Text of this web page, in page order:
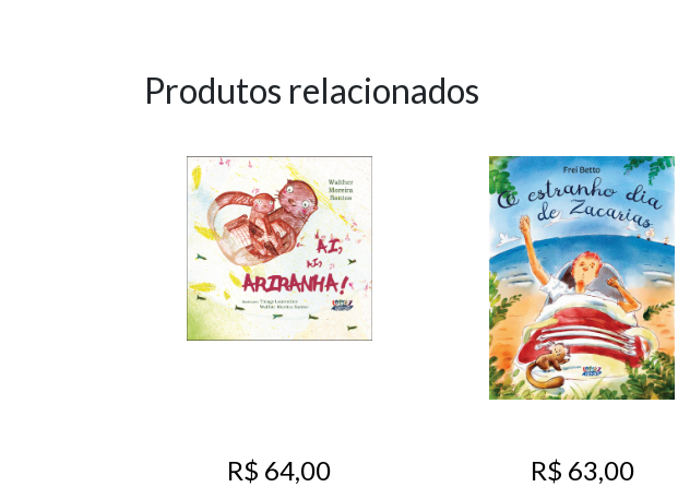
Produtos relacionados
R$ 64,00 R$ 63,00